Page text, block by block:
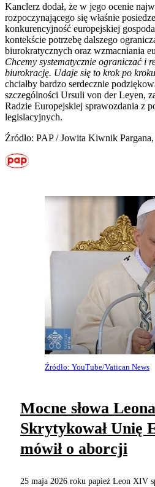
Kanclerz dodał, że w jego ocenie
rozpoczynającego się właśnie
konkurencyjność europejskiej
kontekście potrzebę dalszego
biurokratycznych oraz wzmacniania
Chcemy systematycznie ograniczać i
biurokrację. Udaje się to krok po kroku
chciałby bardzo serdecznie
szczególności Ursuli von der Leyen,
Radzie Europejskiej sprawozdania z
legislacyjnych.
Źródło: PAP / Jowita Kiwnik
Źródło: YouTube/Vatican News
Mocne słowa
Skrytykował Unię
mówił o aborcji
25 maja 2026 roku papież Leon XIV